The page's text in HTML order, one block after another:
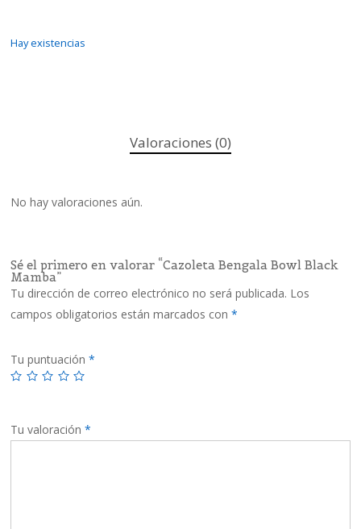
Hay existencias
Valoraciones (0)
No hay valoraciones aún.
Sé el primero en valorar “Cazoleta Bengala Bowl Black
Mamba”
Tu dirección de correo electrónico no será publicada. Los
campos obligatorios están marcados con*
Tu puntuación*
Tu valoración*